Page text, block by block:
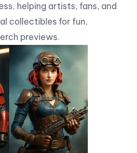
helping artists, fans, and
collectibles for fun,
previews.